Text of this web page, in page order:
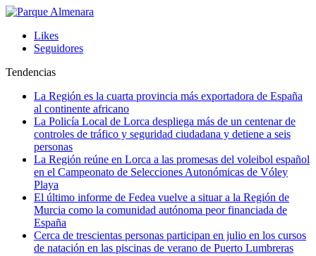
Likes
Seguidores
Tendencias
La Región es la cuarta provincia más exportadora de España
al continente africano
La Policía Local de Lorca despliega más de un centenar de
controles de tráfico y seguridad ciudadana y detiene a seis
personas
La Región reúne en Lorca a las promesas del voleibol español
en el Campeonato de Selecciones Autonómicas de Vóley
Playa
El último informe de Fedea vuelve a situar a la Región de
Murcia como la comunidad autónoma peor financiada de
España
Cerca de trescientas personas participan en julio en los cursos
de natación en las piscinas de verano de Puerto Lumbreras